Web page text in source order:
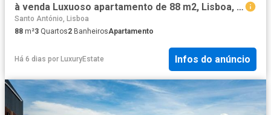
à venda Luxuoso apartamento de 88 m2, Lisboa, Portugal
Santo António, Lisboa
88 m²3 Quartos2 BanheirosApartamento
Há 6 dias por LuxuryEstate Infos do anúncio